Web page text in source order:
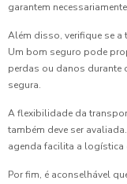
garantem
Além disso, verifique se
Um bom seguro pode
perdas ou danos durante
segura.
A flexibilidade da
também deve ser
agenda facilita a logística
Por fim, é aconselhável